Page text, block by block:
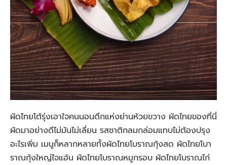
ผัดไทยโต้รุ่งเอาใจคนนอนดึกแห่งย่านห้วยขวาง ผัดไทยของที่นี่
ผัดมาอย่างดีไม่มันไม่เลี่ยน รสชาติกลมกล่อมแทบไม่ต้องปรุง
อะไรเพิ่ม เมนูก็หลากหลายทั้งผัดไทยโบราณกุ้งสด ผัดไทยโบา
ราณกุ้งใหญ่ไจแอ้น ผัดไทยโบราณหมูกรอบ ผัดไทยโบราณไก่